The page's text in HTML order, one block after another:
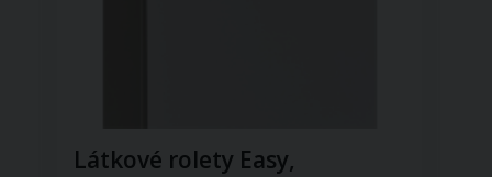
Látkové rolety Easy,